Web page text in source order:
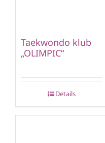
Taekwondo klub
„OLIMPIC“
Details